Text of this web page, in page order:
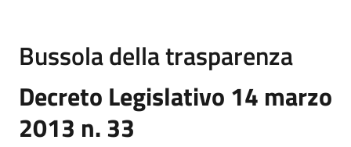
Bussola della trasparenza
Decreto Legislativo 14 marzo
2013 n. 33